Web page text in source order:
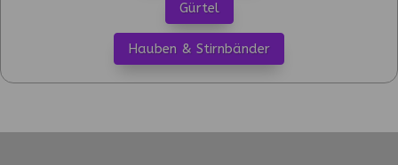
Gürtel
Hauben & Stirnbänder